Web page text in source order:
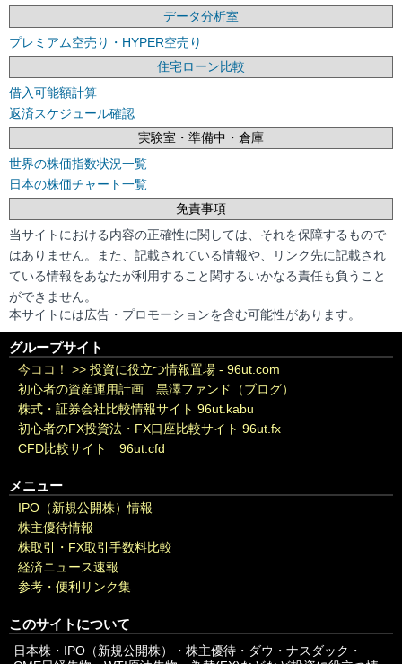
データ分析室
プレミアム空売り・HYPER空売り
住宅ローン比較
借入可能額計算
返済スケジュール確認
実験室・準備中・倉庫
世界の株価指数状況一覧
日本の株価チャート一覧
免責事項
当サイトにおける内容の正確性に関しては、それを保障するもので
はありません。また、記載されている情報や、リンク先に記載され
ている情報をあなたが利用すること関するいかなる責任も負うこと
ができません。
本サイトには広告・プロモーションを含む可能性があります。
グループサイト
今ココ！ >> 投資に役立つ情報置場 - 96ut.com
初心者の資産運用計画 黒澤ファンド（ブログ）
株式・証券会社比較情報サイト 96ut.kabu
初心者のFX投資法・FX口座比較サイト 96ut.fx
CFD比較サイト 96ut.cfd
メニュー
IPO（新規公開株）情報
株主優待情報
株取引・FX取引手数料比較
経済ニュース速報
参考・便利リンク集
このサイトについて
日本株・IPO（新規公開株）・株主優待・ダウ・ナスダック・